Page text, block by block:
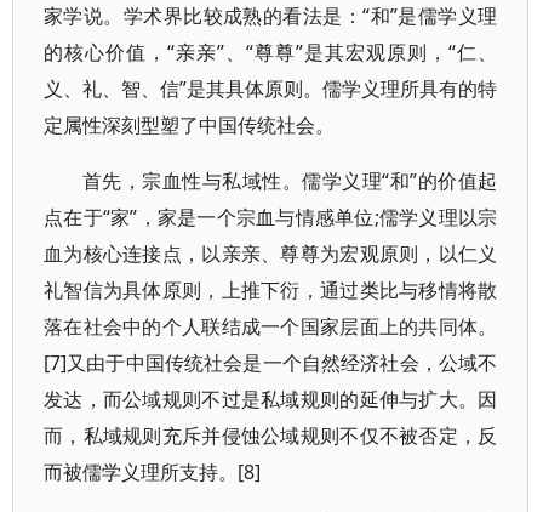
家学说。学术界比较成熟的看法是：“和”是儒学义理
的核心价值，“亲亲”、“尊尊”是其宏观原则，“仁、
义、礼、智、信”是其具体原则。儒学义理所具有的特
定属性深刻型塑了中国传统社会。
首先，宗血性与私域性。儒学义理“和”的价值起
点在于“家”，家是一个宗血与情感单位;儒学义理以宗
血为核心连接点，以亲亲、尊尊为宏观原则，以仁义
礼智信为具体原则，上推下衍，通过类比与移情将散
落在社会中的个人联结成一个国家层面上的共同体。
[7]又由于中国传统社会是一个自然经济社会，公域不
发达，而公域规则不过是私域规则的延伸与扩大。因
而，私域规则充斥并侵蚀公域规则不仅不被否定，反
而被儒学义理所支持。[8]